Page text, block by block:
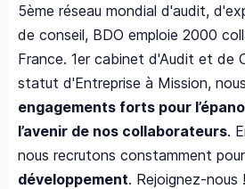
5ème réseau mondial d'audit,
de conseil, BDO emploie 2000
France. 1er cabinet d'Audit et de
statut d'Entreprise à Mission,
engagements forts pour
l’avenir de nos collaborateurs.
nous recrutons constamment pour
développement. Rejoignez-nous !